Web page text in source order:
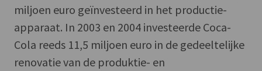
miljoen euro geïnvesteerd in het productie-
apparaat. In 2003 en 2004 investeerde Coca-
Cola reeds 11,5 miljoen euro in de gedeeltelijke
renovatie van de produktie- en